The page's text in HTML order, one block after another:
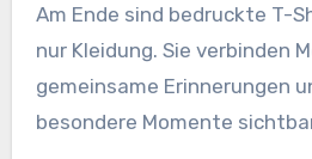
Am Ende sind bedruckte T-
nur Kleidung. Sie verbinden
gemeinsame Erinnerungen
besondere Momente